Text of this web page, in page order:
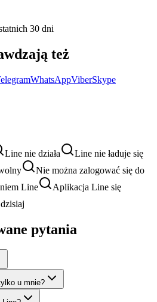
30 dni
też
WhatsAppViberSkype
Line nie działa
Line nie ładuje się
Nie można zalogować się do
Line
Aplikacja Line się
pytania
u mnie?